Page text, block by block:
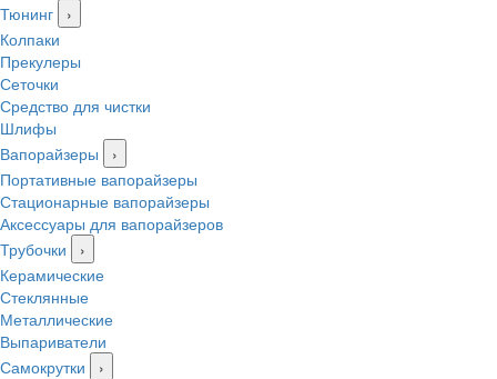
Тюнинг
›
Колпаки
Прекулеры
Сеточки
Средство для чистки
Шлифы
Вапорайзеры
›
Портативные вапорайзеры
Стационарные вапорайзеры
Аксессуары для вапорайзеров
Трубочки
›
Керамические
Стеклянные
Металлические
Выпариватели
Самокрутки
›